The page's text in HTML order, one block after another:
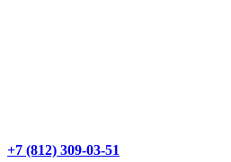
+7 (812) 309-03-51